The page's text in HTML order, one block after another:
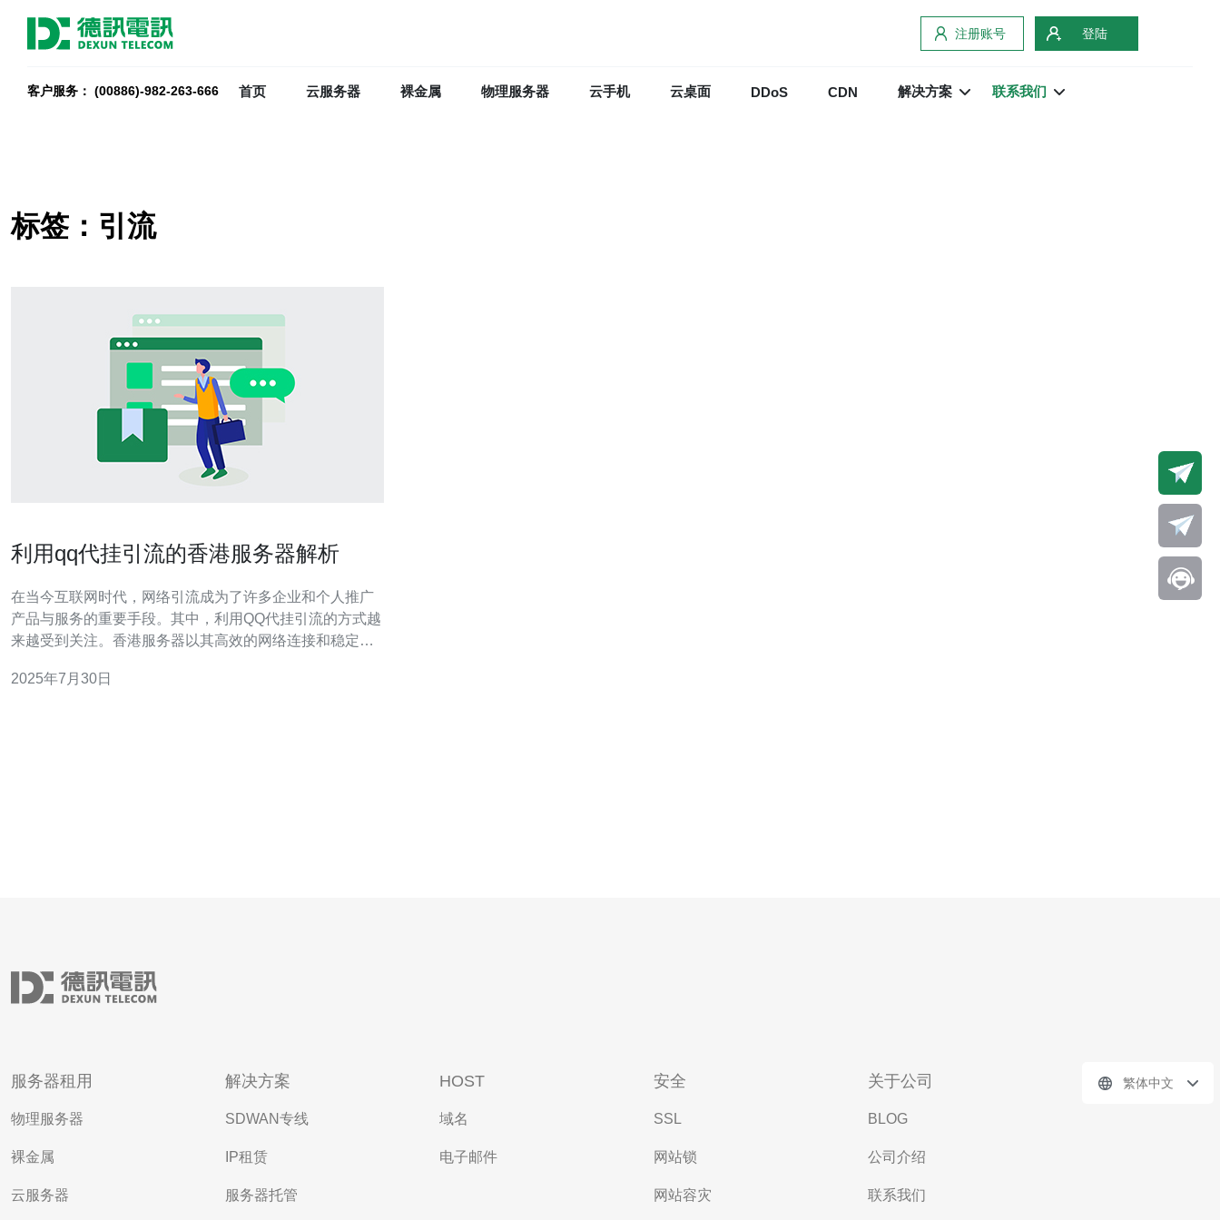
注册账号 登陆
客户服务： (00886)-982-263-666 首页 云服务器 裸金属 物理服务器 云手机 云桌面 DDoS CDN 解决方案 联系我们
标签：引流
利用qq代挂引流的香港服务器解析
在当今互联网时代，网络引流成为了许多企业和个人推广
产品与服务的重要手段。其中，利用QQ代挂引流的方式越
来越受到关注。香港服务器以其高效的网络连接和稳定的
挂引流的香港服务器，帮助您找到最佳、最便宜的服务选
2025年7月30日
服务器租用
物理服务器
裸金属
云服务器
解决方案
SDWAN专线
IP租赁
服务器托管
HOST
域名
电子邮件
安全
SSL
网站锁
网站容灾
关于公司
BLOG
公司介绍
联系我们
繁体中文